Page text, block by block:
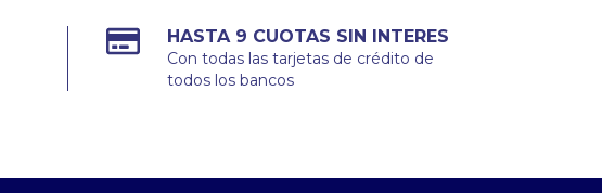
HASTA 9 CUOTAS SIN INTERES
Con todas las tarjetas de crédito de
todos los bancos